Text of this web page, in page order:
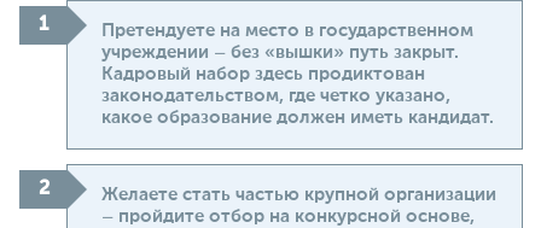
Претендуете на место в государственном
учреждении – без «вышки» путь закрыт.
Кадровый набор здесь продиктован
законодательством, где четко указано,
какое образование должен иметь кандидат.
Желаете стать частью крупной организации
– пройдите отбор на конкурсной основе,